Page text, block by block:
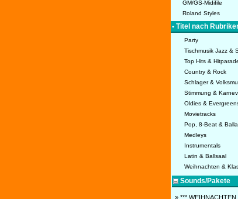
GM/GS-Midifile
Roland Styles
• Titel nach
Party
Tischmusik Jazz &
Top Hits &
Country & Rock
Schlager &
Stimmung &
Oldies &
Movietracks
Pop, 8-Beat &
Medleys
Instrumentals
Latin & Ballsaal
Weihnachten &
Sounds/Pakete
» *** WEIHNACHTEN